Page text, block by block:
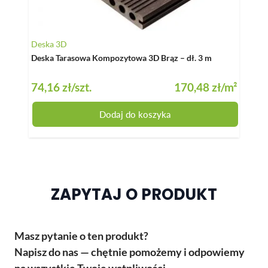
Deska 3D
Deska Tarasowa Kompozytowa 3D Brąz – dł. 3 m
74,16 zł/szt. 170,48 zł/m²
Dodaj do koszyka
ZAPYTAJ O PRODUKT
Masz pytanie o ten produkt?
Napisz do nas — chętnie pomożemy i odpowiemy